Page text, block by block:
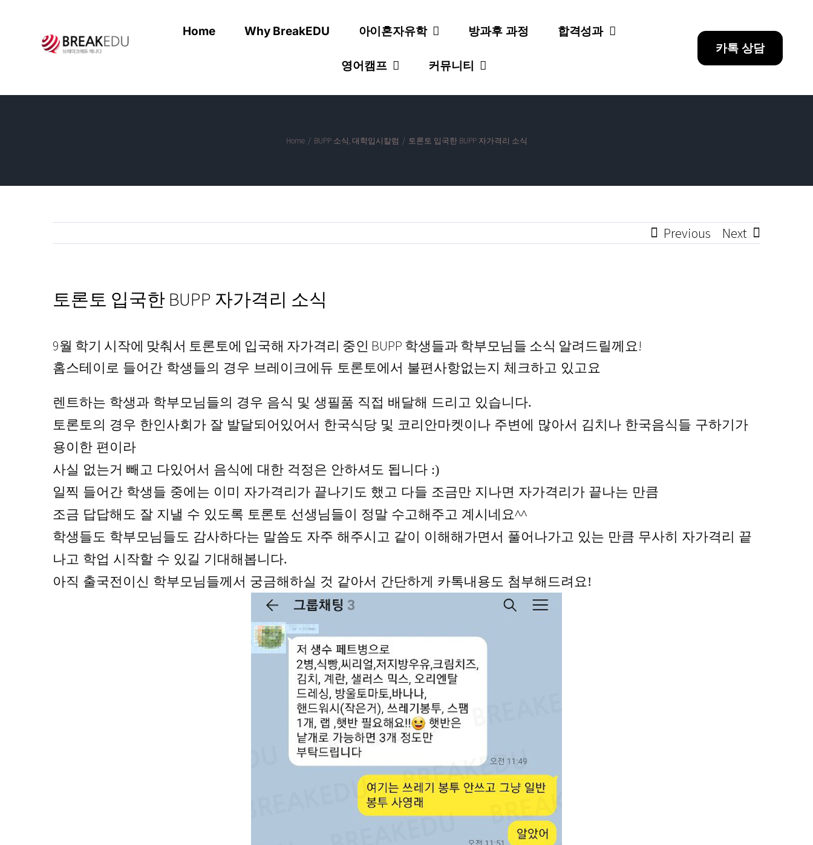
Home Why BreakEDU 아이혼자유학 방과후 과정 합격성과
영어캠프 커뮤니티
카톡 상담
Home / BUPP 소식,대학입시칼럼 / 토론토 입국한 BUPP 자가격리 소식
Previous Next
토론토 입국한 BUPP 자가격리 소식
9월 학기 시작에 맞춰서 토론토에 입국해 자가격리 중인 BUPP 학생들과 학부모님들 소식 알려드릴께요!
홈스테이로 들어간 학생들의 경우 브레이크에듀 토론토에서 불편사항없는지 체크하고 있고요
렌트하는 학생과 학부모님들의 경우 음식 및 생필품 직접 배달해 드리고 있습니다.
토론토의 경우 한인사회가 잘 발달되어있어서 한국식당 및 코리안마켓이나 주변에 많아서 김치나 한국음식들 구하기가
용이한 편이라
사실 없는거 빼고 다있어서 음식에 대한 걱정은 안하셔도 됩니다 :)
일찍 들어간 학생들 중에는 이미 자가격리가 끝나기도 했고 다들 조금만 지나면 자가격리가 끝나는 만큼
조금 답답해도 잘 지낼 수 있도록 토론토 선생님들이 정말 수고해주고 계시네요^^
학생들도 학부모님들도 감사하다는 말씀도 자주 해주시고 같이 이해해가면서 풀어나가고 있는 만큼 무사히 자가격리 끝
나고 학업 시작할 수 있길 기대해봅니다.
아직 출국전이신 학부모님들께서 궁금해하실 것 같아서 간단하게 카톡내용도 첨부해드려요!